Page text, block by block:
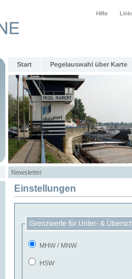
Hilfe
Start Pegelauswahl über Karte
Newsletter
Einstellungen
Grenzwerte für Unter- &
MHW / MNW
HSW